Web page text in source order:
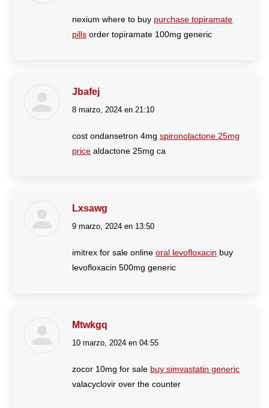
nexium where to buy purchase topiramate
pills order topiramate 100mg generic
Jbafej
dice:
8 marzo, 2024 en 21:10
cost ondansetron 4mg spironolactone 25mg
price aldactone 25mg ca
Lxsawg
dice:
9 marzo, 2024 en 13:50
imitrex for sale online oral levofloxacin buy
levofloxacin 500mg generic
Mtwkgq
dice:
10 marzo, 2024 en 04:55
zocor 10mg for sale buy simvastatin generic
valacyclovir over the counter